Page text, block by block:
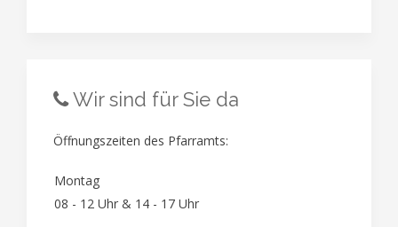
Wir sind für Sie da
Öffnungszeiten des Pfarramts:
Montag
08 - 12 Uhr & 14 - 17 Uhr